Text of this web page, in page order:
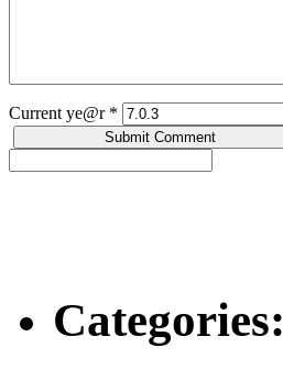
Current ye@r *
Categories: